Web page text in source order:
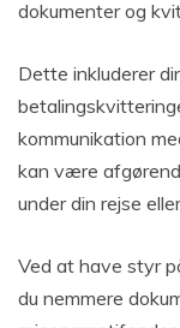
dokumenter og
Dette inkluderer
kommunikation
kan være
under din rejse
Ved at have styr
du nemmere